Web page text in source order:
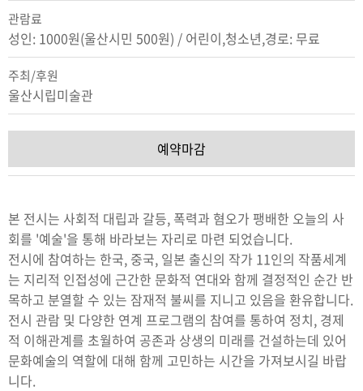
관람료
성인: 1000원(울산시민 500원) / 어린이,청소년,경로: 무료
주최/후원
울산시립미술관
예약마감
본 전시는 사회적 대립과 갈등, 폭력과 혐오가 팽배한 오늘의 사
회를 '예술'을 통해 바라보는 자리로 마련 되었습니다.
전시에 참여하는 한국, 중국, 일본 출신의 작가 11인의 작품세계
는 지리적 인접성에 근간한 문화적 연대와 함께 결정적인 순간 반
목하고 분열할 수 있는 잠재적 불씨를 지니고 있음을 환유합니다.
전시 관람 및 다양한 연계 프로그램의 참여를 통하여 정치, 경제
적 이해관계를 초월하여 공존과 상생의 미래를 건설하는데 있어
문화예술의 역할에 대해 함께 고민하는 시간을 가져보시길 바랍
니다.